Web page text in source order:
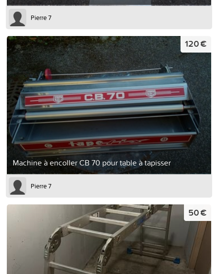
Pierre 7
Machine à encoller CB 70 pour table à tapisser
120 €
Pierre 7
50 €